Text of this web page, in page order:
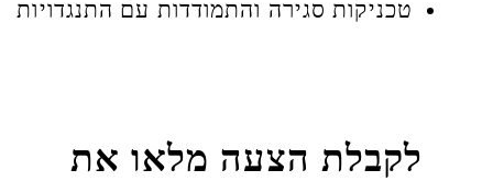
טכניקות סגירה והתמודדות עם התנגדויות​
לקבלת הצעה מלאו את